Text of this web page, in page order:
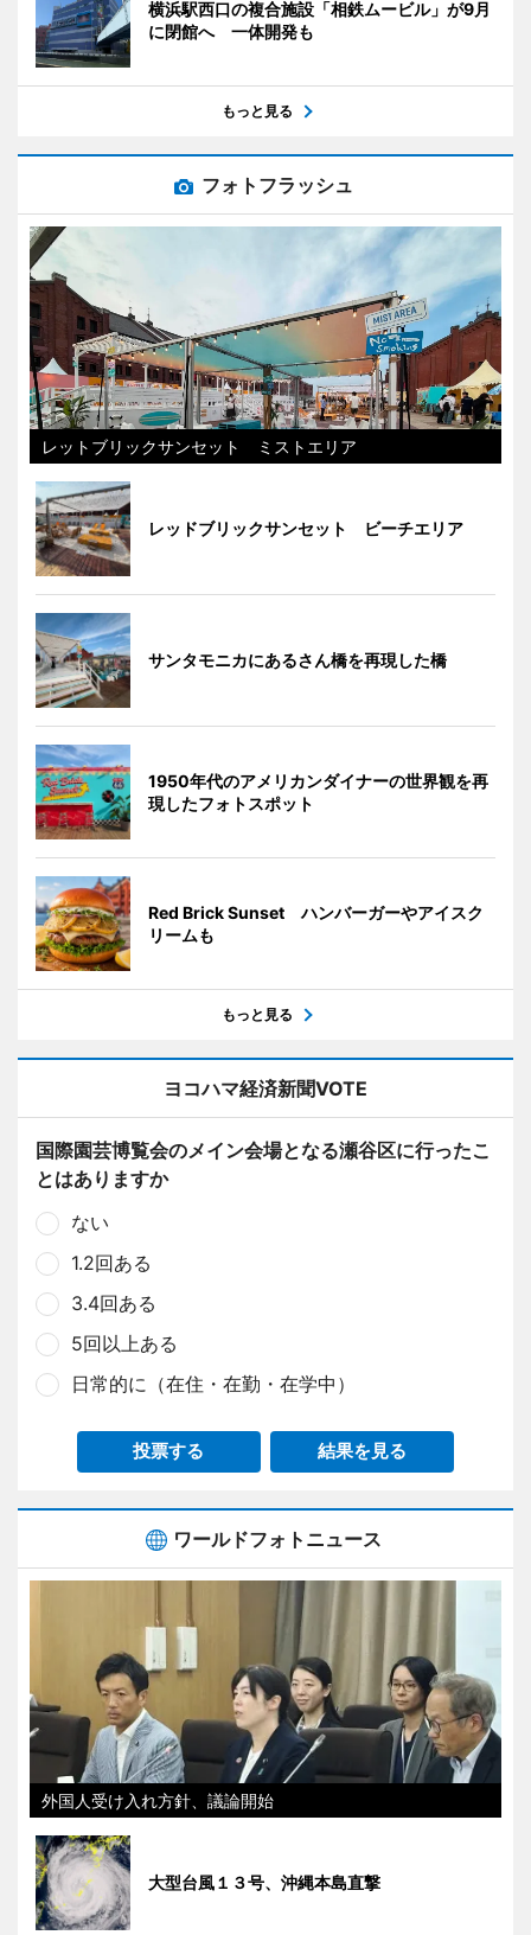
横浜駅西口の複合施設「相鉄ムービル」が9月
に閉館へ 一体開発も
もっと見る
フォトフラッシュ
レットブリックサンセット ミストエリア
レッドブリックサンセット ビーチエリア
サンタモニカにあるさん橋を再現した橋
1950年代のアメリカンダイナーの世界観を再
現したフォトスポット
Red Brick Sunset ハンバーガーやアイスク
リームも
もっと見る
ヨコハマ経済新聞VOTE
国際園芸博覧会のメイン会場となる瀬谷区に行ったこ
とはありますか
ない
1.2回ある
3.4回ある
5回以上ある
日常的に（在住・在勤・在学中）
投票する 結果を見る
ワールドフォトニュース
外国人受け入れ方針、議論開始
大型台風１３号、沖縄本島直撃